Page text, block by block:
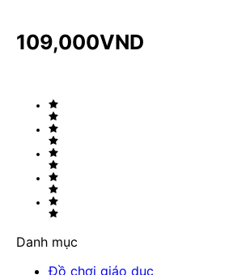
109,000VND
Danh mục
Đồ chơi giáo dục